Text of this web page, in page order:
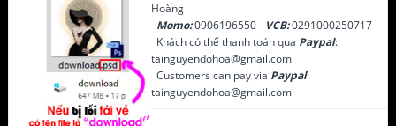
Hoàng
Momo:0906196550 - VCB:0291000250717
Khách có thể thanh toán qua Paypal:
tainguyendohoa@gmail.com
Customers can pay via Paypal:
tainguyendohoa@gmail.com